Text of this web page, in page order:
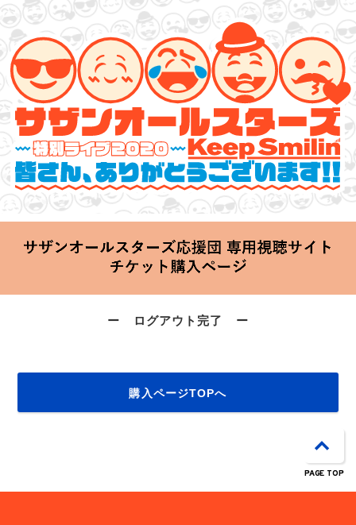
サザンオールスターズ 特別ライブ 2020
「Keep Smilin’～皆さん、ありがとうございます!!～」
2020.06.25 Thu 20:00 Start at 横浜アリーナ
ー ログアウト完了 ー
購入ページTOPへ
PAGE TOP